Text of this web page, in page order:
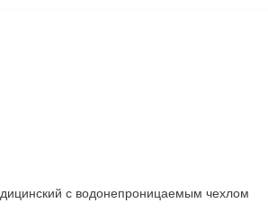
с водонепроницаемым чехлом